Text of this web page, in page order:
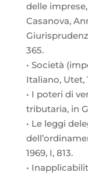
delle
Casanova,
365.
• Società
Italiano, Utet,
• I poteri di
tributaria, in
• Le leggi
1969, I, 813.
•